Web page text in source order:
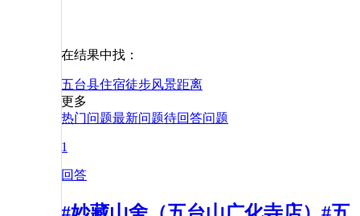
在结果中找：
五台县住宿徒步风景距离
更多
热门问题最新问题待回答问题
1
回答